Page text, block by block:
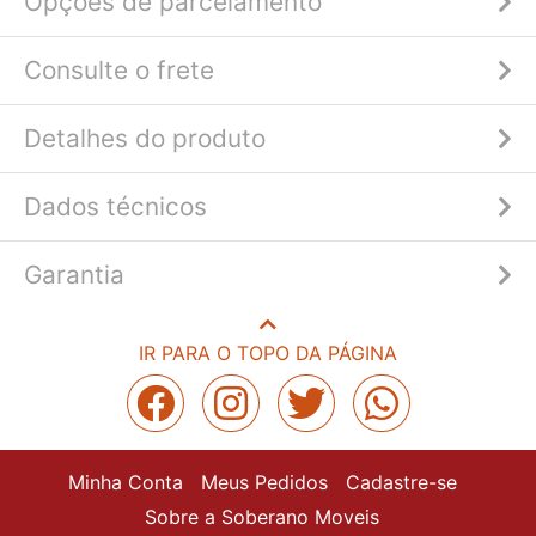
Consulte o frete
Detalhes do produto
Dados técnicos
Garantia
IR PARA O TOPO DA PÁGINA
Minha Conta Meus Pedidos
Cadastre-se
Sobre a Soberano Moveis